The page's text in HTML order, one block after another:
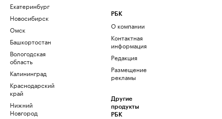
Екатеринбург
Новосибирск
Омск
Башкортостан
Вологодская
область
Калининград
Краснодарский
край
Нижний
Новгород
РБК
О компании
Контактная
информация
Редакция
Размещение
рекламы
Другие
продукты
РБК